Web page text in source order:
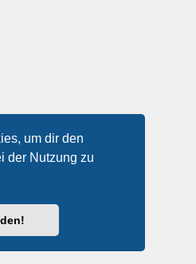
um dir den
der Nutzung zu